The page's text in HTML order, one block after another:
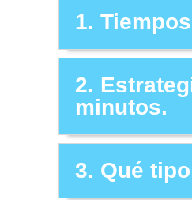
1.
2.
minutos.
3. Qué